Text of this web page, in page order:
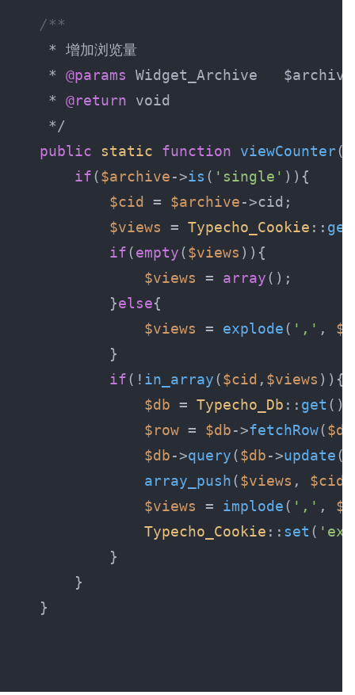
* @params
* @return
public
static function viewCounter(
if($archive->is ( 'single'
$cid
= $archive
$views = Typecho_Cookie :: get
if(empty($views
$views = array
        }
else
$views = explode( ',' ,
if(! in_array($cid , $views
$db = Typecho_Db :: get
$row = $db->fetchRow($db
$db->query($db->update(
array_push($views , $cid
$views = implode( ',' ,
Typecho_Cookie :: set (